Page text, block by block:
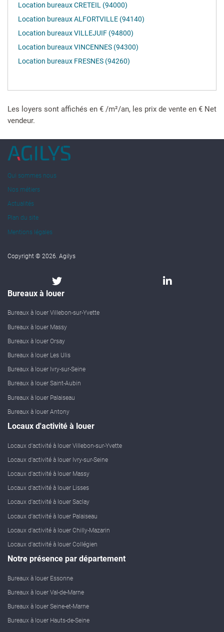
Location bureaux CRETEIL (94000)
Location bureaux ALFORTVILLE (94140)
Location bureaux VILLEJUIF (94800)
Location bureaux VINCENNES (94300)
Location bureaux FRESNES (94260)
Les loyers sont affichés en € /m²/an, les prix de vente en € Net
vendeur.
Qui sommes nous
Nos métiers
Actualités
Plan du site
Mentions légales
Copyright © 2026. Agilys
Bureaux à louer
Bureaux à louer Villebon-sur-Yvette
Bureaux à louer Massy
Bureaux à louer Orsay
Bureaux à louer Les Ulis
Bureaux à louer Ivry-sur-Seine
Bureaux à louer Saint-Aubin
Bureaux à louer Palaiseau
Bureaux à louer Antony
Locaux d'activité à louer
Locaux d'activité à louer Villebon-sur-Yvette
Locaux d'activité à louer Ivry-sur-Seine
Locaux d'activité à louer Massy
Locaux d'activité à louer Lisses
Locaux d'activité à louer Saclay
Locaux d'activité à louer Palaiseau
Locaux d'activité à louer Chilly-Mazarin
Locaux d'activité à louer Collégien
Notre présence par département
Bureaux à louer Essonne
Bureaux à louer Val-de-Marne
Bureaux à louer Seine-et-Marne
Bureaux à louer Hauts-de-Seine